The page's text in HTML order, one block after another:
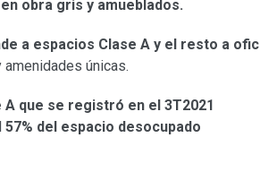
obra gris y amueblados.
a espacios Clase A y el resto a
únicas.
A que se registró en el 3T2021
57% del espacio desocupado